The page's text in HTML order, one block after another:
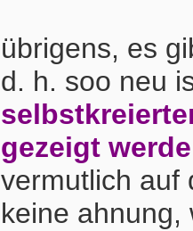
übrigens, es
d. h. soo neu
gezeigt
vermutlich auf
keine